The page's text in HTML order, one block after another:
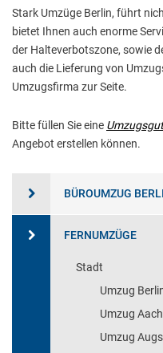
Stark Umzüge Berlin, führt
bietet Ihnen auch enorme
der Halteverbotszone, sowie
auch die Lieferung von
Umzugsfirma zur Seite.
Bitte füllen Sie eine
Angebot erstellen können.
BÜROUMZUG
FERNUMZÜGE
Stadt
Umzug
Umzug
Umzug